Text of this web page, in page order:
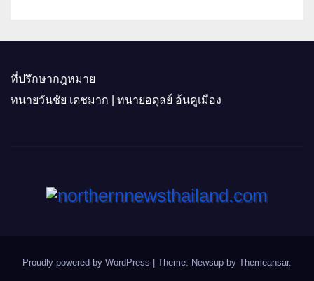
ที่ปรึกษากฎหมาย
ทนายวันชัย เดชมาก | ทนายอดุลย์ อ้นคูเมือง
Proudly powered by WordPress | Theme: Newsup by Themeansar.